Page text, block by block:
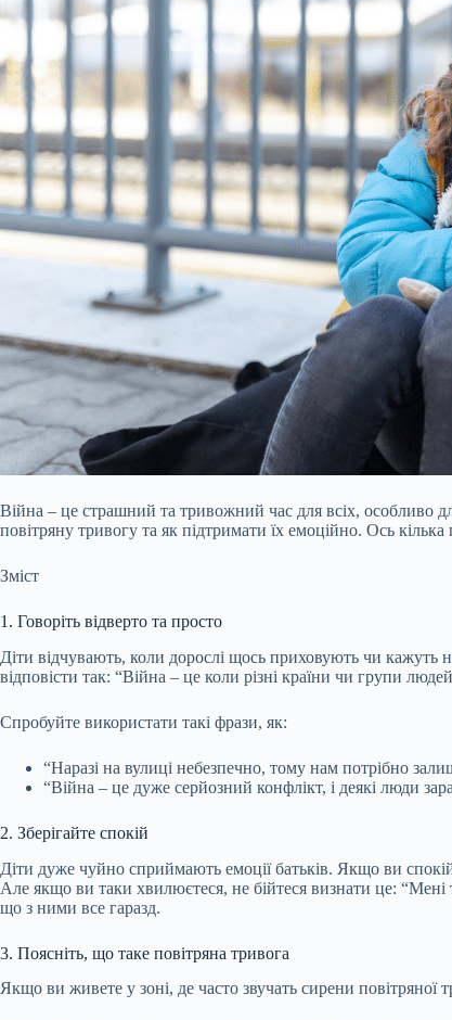
Війна – це страшний та тривожний час для всіх, особливо
повітряну тривогу та як підтримати їх емоційно. Ось
Зміст
1. Говоріть відверто та просто
Діти відчувають, коли дорослі щось приховують чи
відповісти так: “Війна – це коли різні країни чи групи
Спробуйте використати такі фрази, як:
“Наразі на вулиці небезпечно, тому нам потрібно
“Війна – це дуже серйозний конфлікт, і деякі люди
2. Зберігайте спокій
Діти дуже чуйно сприймають емоції батьків. Якщо ви
Але якщо ви таки хвилюєтеся, не бійтеся визнати це:
що з ними все гаразд.
3. Поясніть, що таке повітряна тривога
Якщо ви живете у зоні, де часто звучать сирени повітряної